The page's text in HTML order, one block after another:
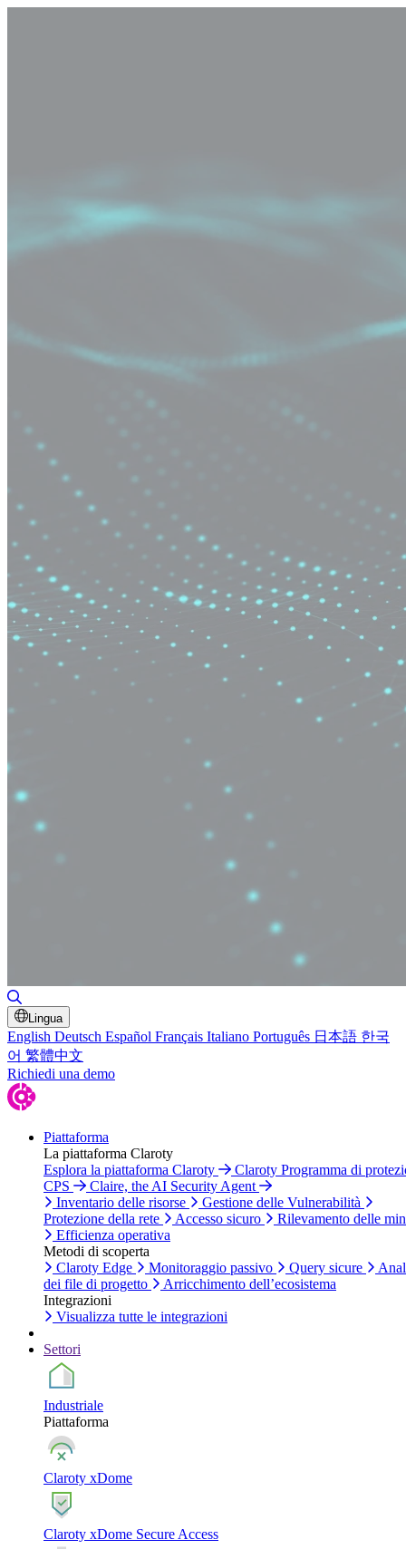
Lingua
English Deutsch Español Français Italiano Português 日本語 한국
어 繁體中文
Richiedi una demo
Piattaforma
La piattaforma Claroty
Esplora la piattaforma Claroty
Claroty Programma di
CPS
Claire, the AI Security Agent
Inventario delle risorse
Gestione delle Vulnerabilità
Protezione della rete
Accesso sicuro
Rilevamento delle
Efficienza operativa
Metodi di scoperta
Claroty Edge
Monitoraggio passivo Query sicure
dei file di progetto
Arricchimento dell’ecosistema
Integrazioni
Visualizza tutte le integrazioni
Settori
Industriale
Piattaforma
Claroty xDome
Claroty xDome Secure Access